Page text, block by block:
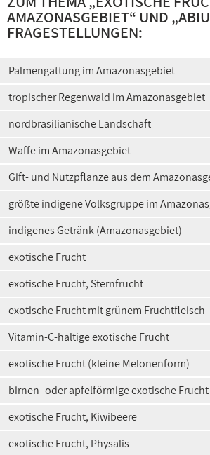
AMAZONASGEBIET“ UND „ABIU
FRAGESTELLUNGEN:
Palmengattung im Amazonasgebiet
tropischer Regenwald im Amazonasgebiet
nordbrasilianische Landschaft
Waffe im Amazonasgebiet
Gift- und Nutzpflanze aus dem
größte indigene Volksgruppe im
indigenes Getränk (Amazonasgebiet)
exotische Frucht
exotische Frucht, Sternfrucht
exotische Frucht mit grünem Fruchtfleisch
Vitamin-C-haltige exotische Frucht
exotische Frucht (kleine Melonenform)
birnen- oder apfelförmige exotische Frucht
exotische Frucht, Kiwibeere
exotische Frucht, Physalis